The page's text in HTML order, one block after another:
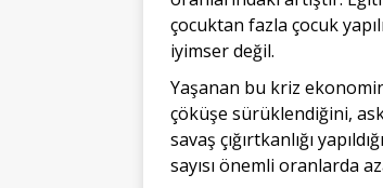
çocuktan fazla çocuk
iyimser değil.
Yaşanan bu kriz
çöküşe sürüklendiğini,
savaş çığırtkanlığı
sayısı önemli oranlarda